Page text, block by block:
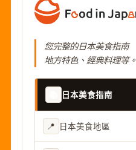
您完整的日本美食指南
地方特色、經典料理等。
日本美食指南
📍 日本美食地區